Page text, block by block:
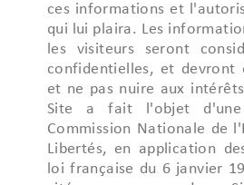
ces informations et
qui lui plaira. Les
les visiteurs seront
confidentielles, et devront
et ne pas nuire aux
Site a fait l'objet
Commission Nationale de
Libertés, en application
loi française du 6 janvier